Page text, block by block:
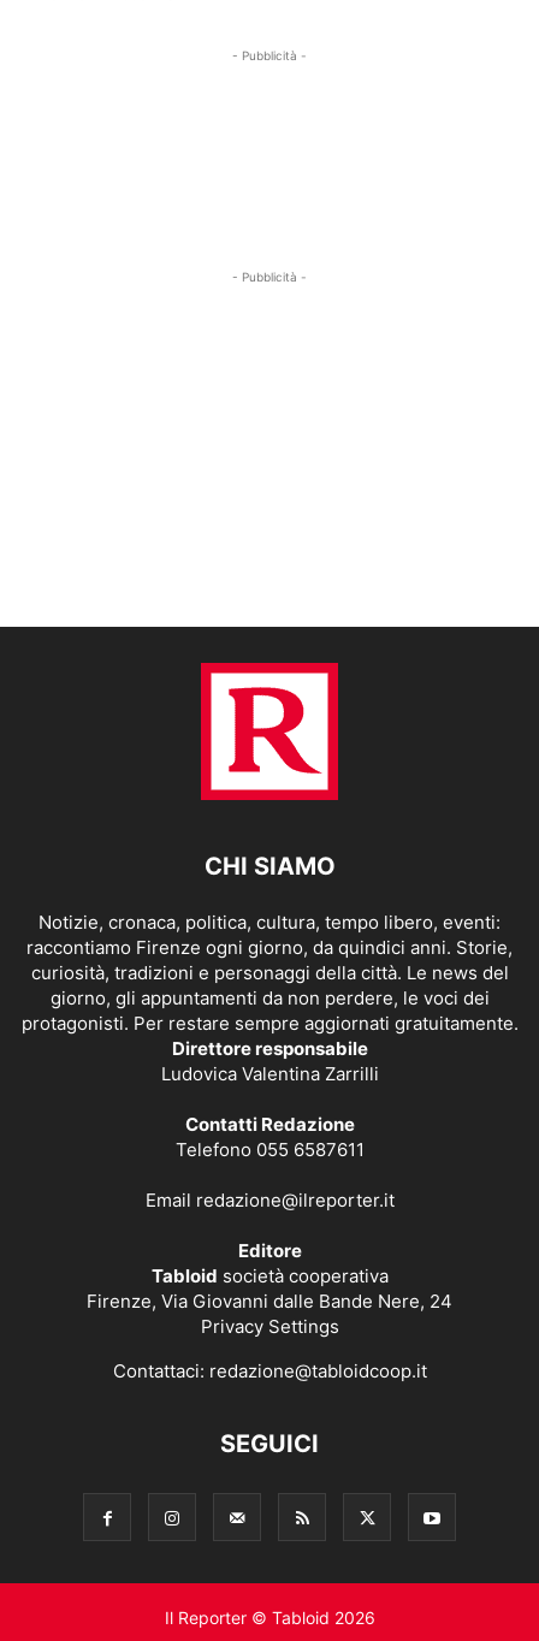
- Pubblicità -
- Pubblicità -
CHI SIAMO
Notizie, cronaca, politica, cultura, tempo libero, eventi:
raccontiamo Firenze ogni giorno, da quindici anni. Storie,
curiosità, tradizioni e personaggi della città. Le news del
giorno, gli appuntamenti da non perdere, le voci dei
protagonisti. Per restare sempre aggiornati gratuitamente.
Direttore responsabile
Ludovica Valentina Zarrilli
Contatti Redazione
Telefono 055 6587611
Email redazione@ilreporter.it
Editore
Tabloid società cooperativa
Firenze, Via Giovanni dalle Bande Nere, 24
Privacy Settings
Contattaci: redazione@tabloidcoop.it
SEGUICI
Il Reporter © Tabloid 2026